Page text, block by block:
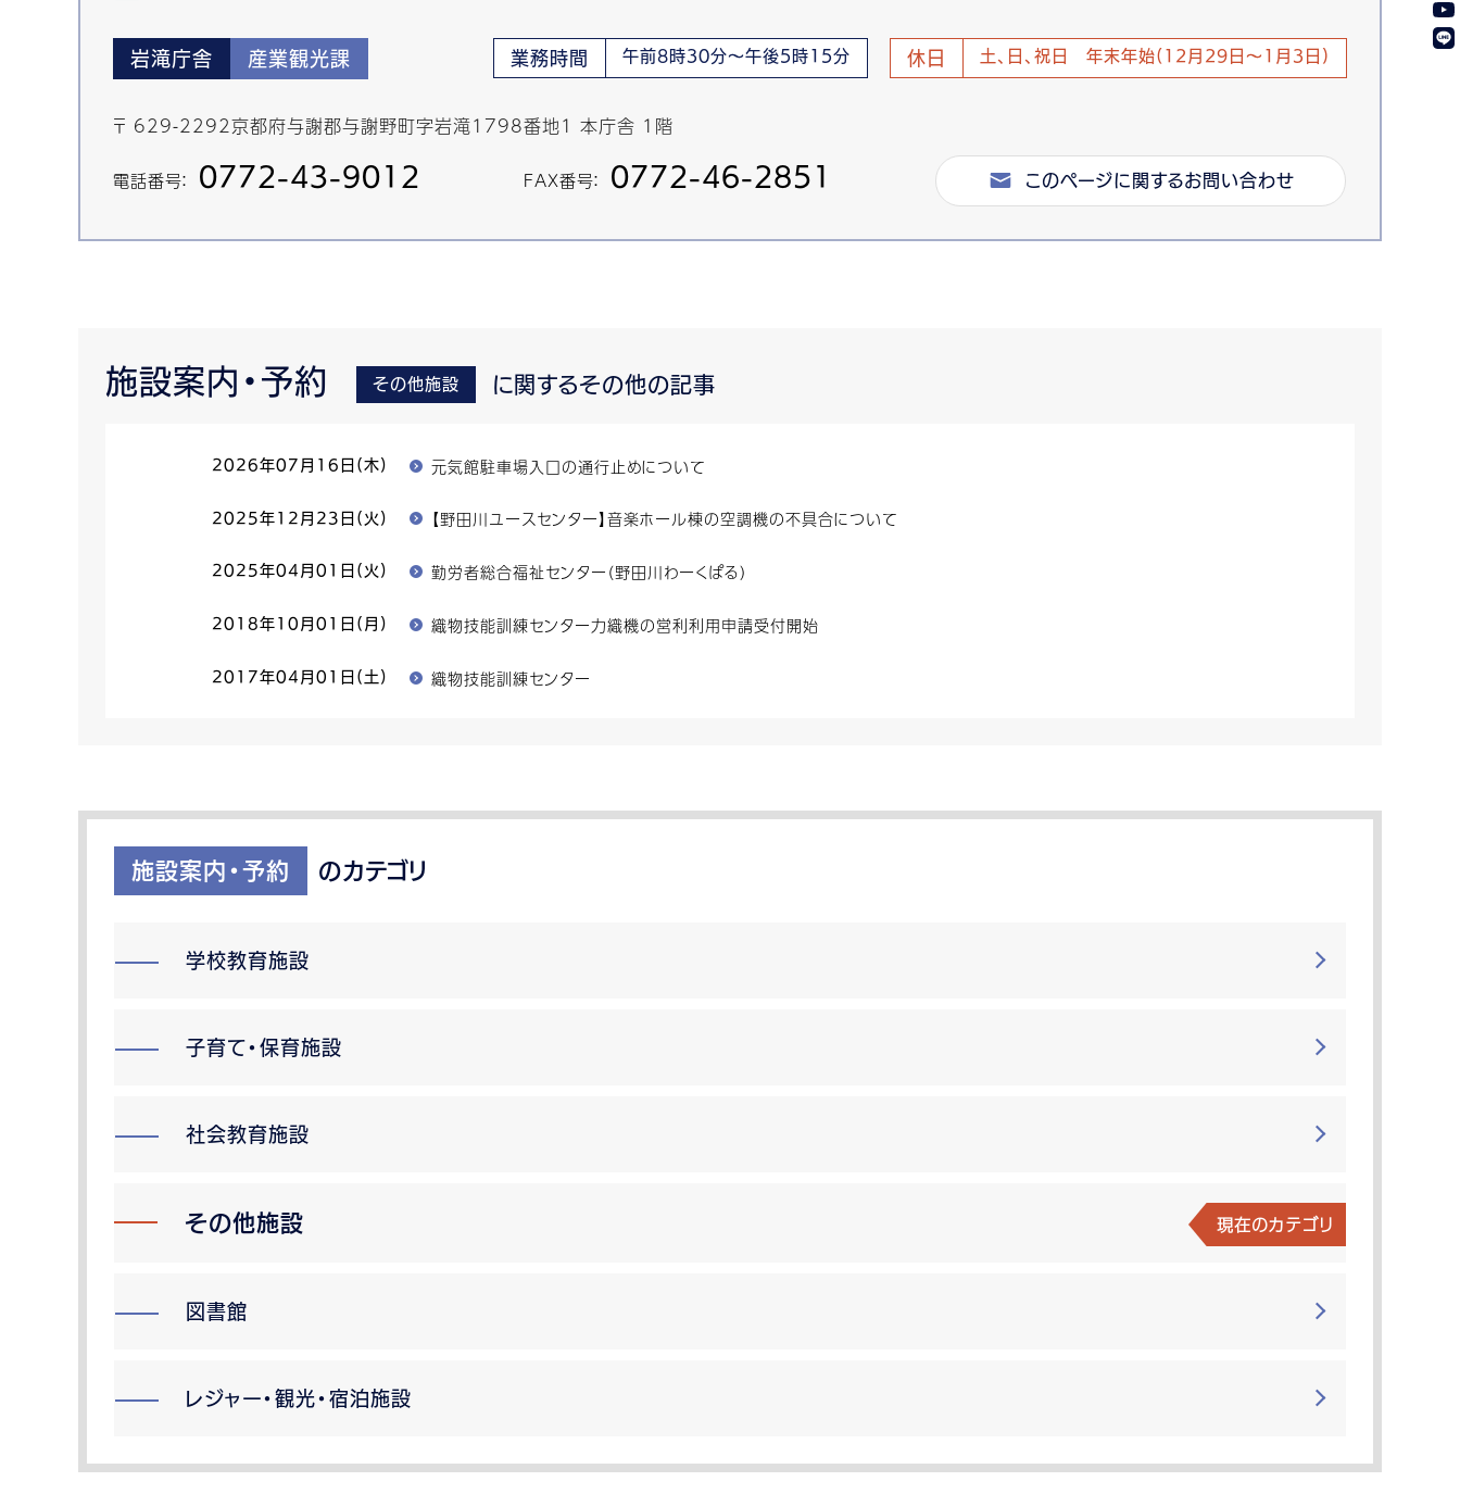
岩滝庁舎 産業観光課 業務時間 午前8時30分～午後5時15分 休日 土、日、祝日 年末年始(12月29日～1月3日)
〒 629-2292京都府与謝郡与謝野町字岩滝1798番地1 本庁舎 1階
電話番号： 0772-43-9012 FAX番号： 0772-46-2851 このページに関するお問い合わせ
施設案内・予約 その他施設 に関するその他の記事
2026年07月16日(木) 元気館駐車場入口の通行止めについて
2025年12月23日(火) 【野田川ユースセンター】音楽ホール棟の空調機の不具合について
2025年04月01日(火) 勤労者総合福祉センター（野田川わーくぱる）
2018年10月01日(月) 織物技能訓練センター力織機の営利利用申請受付開始
2017年04月01日(土) 織物技能訓練センター
施設案内・予約 のカテゴリ
学校教育施設
子育て・保育施設
社会教育施設
その他施設 現在のカテゴリ
図書館
レジャー・観光・宿泊施設